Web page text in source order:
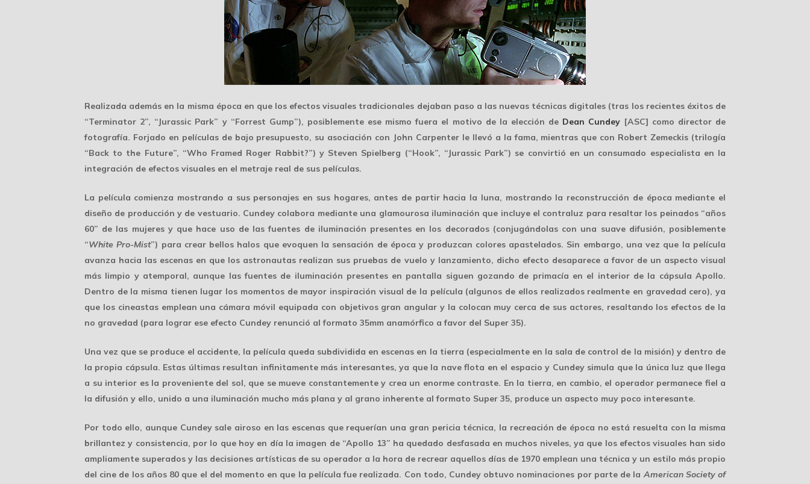
Realizada además en la misma época en que los efectos visuales tradicionales dejaban paso a las nuevas técnicas digitales (tras los recientes éxitos de
“Terminator 2”, “Jurassic Park” y “Forrest Gump”), posiblemente ese mismo fuera el motivo de la elección de Dean Cundey [ASC] como director de
fotografía. Forjado en películas de bajo presupuesto, su asociación con John Carpenter le llevó a la fama, mientras que con Robert Zemeckis (trilogía
“Back to the Future”, “Who Framed Roger Rabbit?”) y Steven Spielberg (“Hook”, “Jurassic Park”) se convirtió en un consumado especialista en la
integración de efectos visuales en el metraje real de sus películas.
La película comienza mostrando a sus personajes en sus hogares, antes de partir hacia la luna, mostrando la reconstrucción de época mediante el
diseño de producción y de vestuario. Cundey colabora mediante una glamourosa iluminación que incluye el contraluz para resaltar los peinados “años
60” de las mujeres y que hace uso de las fuentes de iluminación presentes en los decorados (conjugándolas con una suave difusión, posiblemente
“White Pro-Mist”) para crear bellos halos que evoquen la sensación de época y produzcan colores apastelados. Sin embargo, una vez que la película
avanza hacia las escenas en que los astronautas realizan sus pruebas de vuelo y lanzamiento, dicho efecto desaparece a favor de un aspecto visual
más limpio y atemporal, aunque las fuentes de iluminación presentes en pantalla siguen gozando de primacía en el interior de la cápsula Apollo.
Dentro de la misma tienen lugar los momentos de mayor inspiración visual de la película (algunos de ellos realizados realmente en gravedad cero), ya
que los cineastas emplean una cámara móvil equipada con objetivos gran angular y la colocan muy cerca de sus actores, resaltando los efectos de la
no gravedad (para lograr ese efecto Cundey renunció al formato 35mm anamórfico a favor del Super 35).
Una vez que se produce el accidente, la película queda subdividida en escenas en la tierra (especialmente en la sala de control de la misión) y dentro de
la propia cápsula. Estas últimas resultan infinitamente más interesantes, ya que la nave flota en el espacio y Cundey simula que la única luz que llega
a su interior es la proveniente del sol, que se mueve constantemente y crea un enorme contraste. En la tierra, en cambio, el operador permanece fiel a
la difusión y ello, unido a una iluminación mucho más plana y al grano inherente al formato Super 35, produce un aspecto muy poco interesante.
Por todo ello, aunque Cundey sale airoso en las escenas que requerían una gran pericia técnica, la recreación de época no está resuelta con la misma
brillantez y consistencia, por lo que hoy en día la imagen de “Apollo 13” ha quedado desfasada en muchos niveles, ya que los efectos visuales han sido
ampliamente superados y las decisiones artísticas de su operador a la hora de recrear aquellos días de 1970 emplean una técnica y un estilo más propio
del cine de los años 80 que el del momento en que la película fue realizada. Con todo, Cundey obtuvo nominaciones por parte de laAmerican Society of